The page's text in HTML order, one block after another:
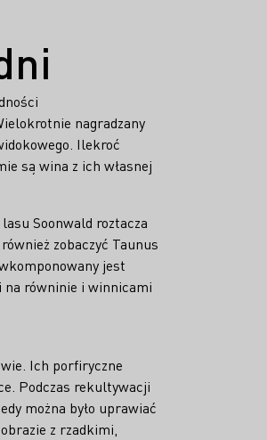
nagradzany
Ilekroć
są wina z ich własnej
Soonwald roztacza
zobaczyć Taunus
jest
na równinie i winnicami
Ich porfiryczne
Podczas rekultywacji
można było uprawiać
z rzadkimi,